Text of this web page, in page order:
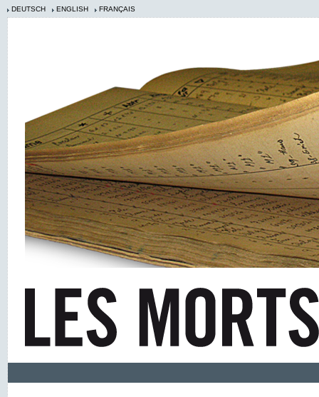
DEUTSCH ENGLISH FRANÇAIS